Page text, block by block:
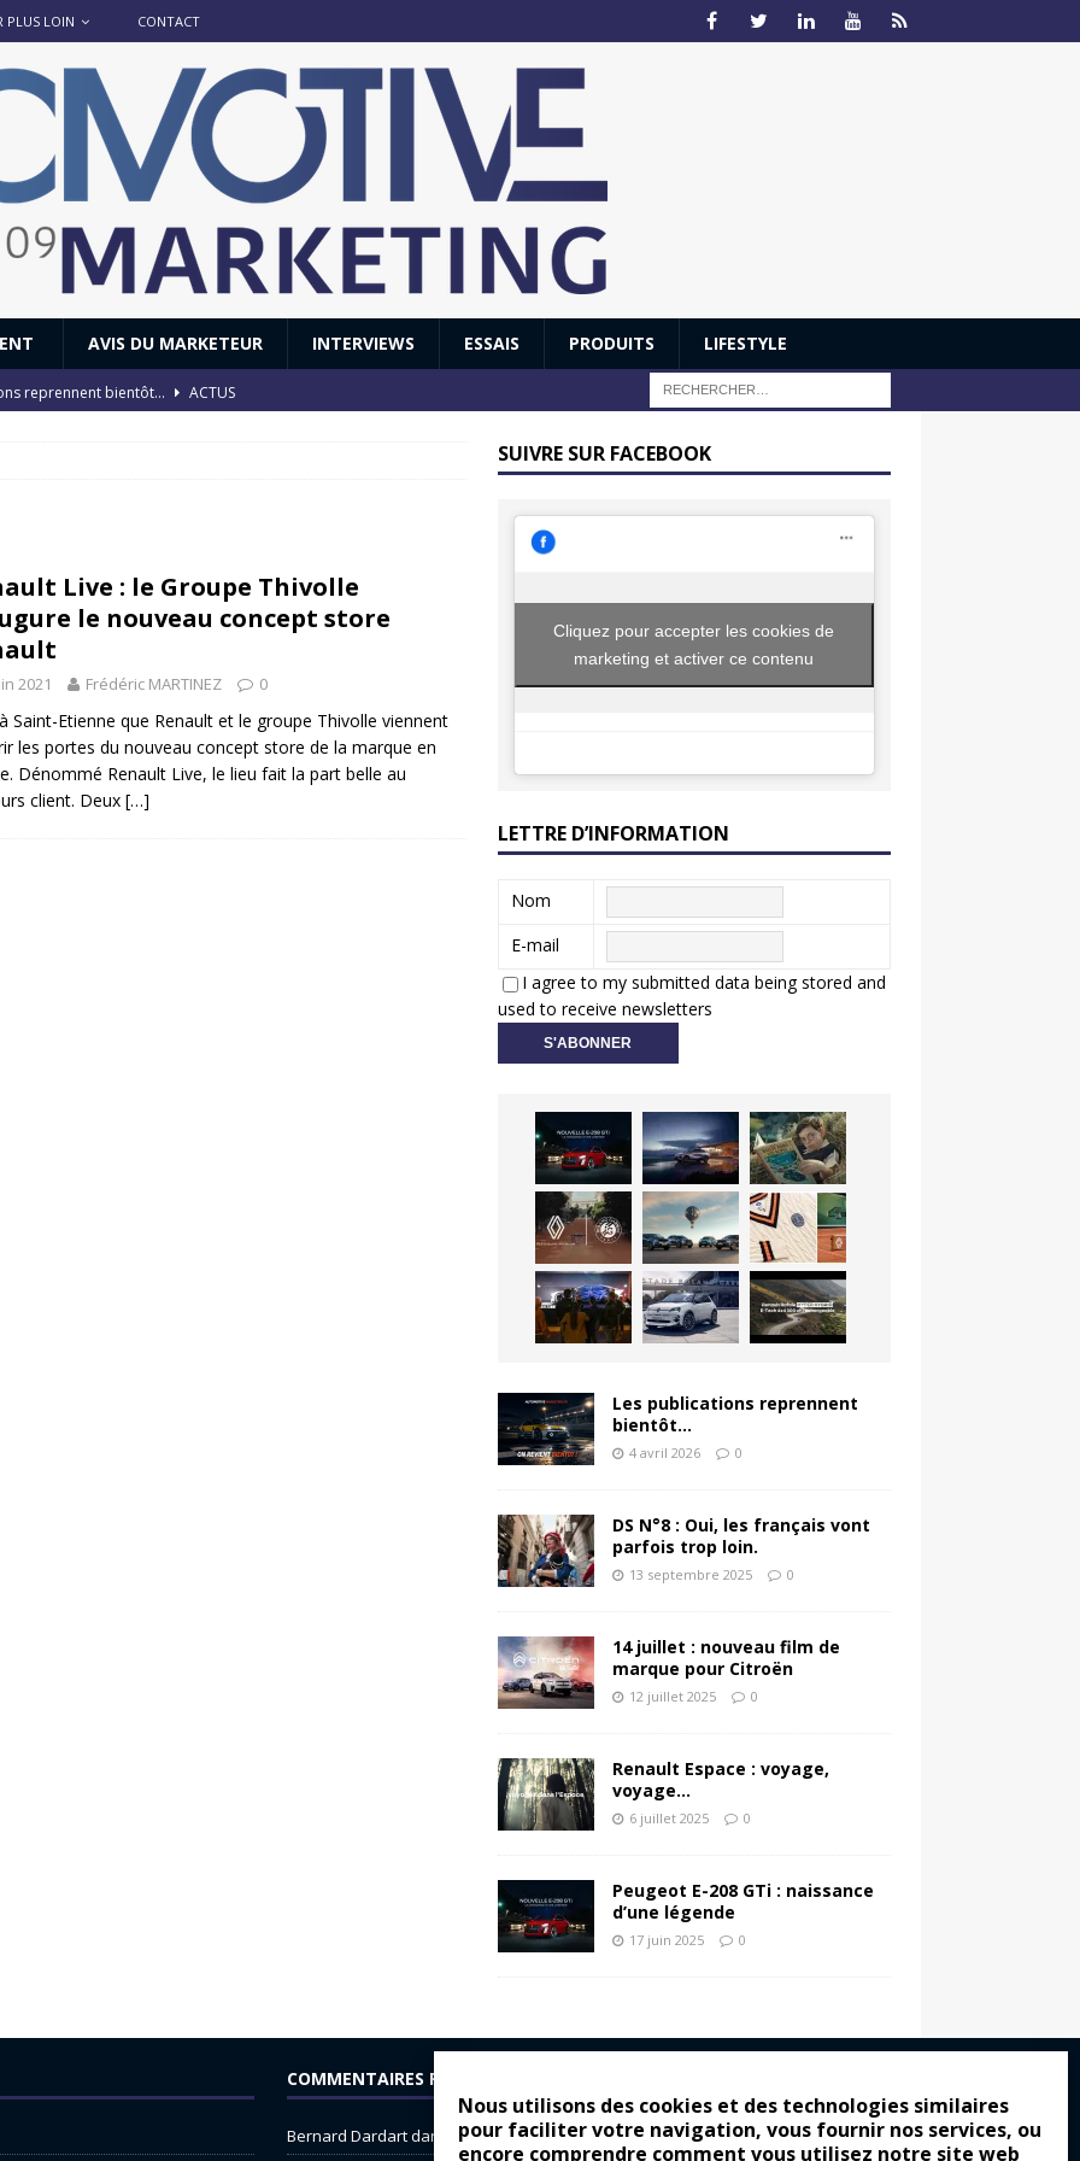
Nous utilisons des cookies et des technologies similaires
pour faciliter votre navigation, vous fournir nos services, ou
encore comprendre comment vous utilisez notre site web
PLUS LOIN CONTACT
AVIS DU MARKETEUR INTERVIEWS ESSAIS PRODUITS LIFESTYLE
reprennent bientôt…
ACTUS
Honda dévoile un spot publicitaire… confiné! ACTUS
Live : le Groupe Thivolle
le nouveau concept store
2021 Frédéric MARTINEZ 0
à Saint-Etienne que Renault et le groupe Thivolle viennent
les portes du nouveau concept store de la marque en
Dénommé Renault Live, le lieu fait la part belle au
client. Deux […]
SUIVRE SUR FACEBOOK
Cliquez pour accepter les cookies de
marketing et activer ce contenu
LETTRE D’INFORMATION
Nom
E-mail
I agree to my submitted data being stored and
used to receive newsletters
Les publications reprennent
bientôt…
4 avril 2026 0
DS N°8 : Oui, les français vont
parfois trop loin.
13 septembre 2025 0
14 juillet : nouveau film de
marque pour Citroën
12 juillet 2025 0
Renault Espace : voyage,
voyage…
6 juillet 2025 0
Peugeot E-208 GTi : naissance
d’une légende
17 juin 2025 0
COMMENTAIRES RÉCENTS
Bernard Dardartdans Dacia Sandero : pour les gens vrais